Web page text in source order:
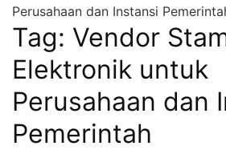
Perusahaan dan Instansi
Tag: Vendor
Elektronik untuk
Perusahaan dan
Pemerintah